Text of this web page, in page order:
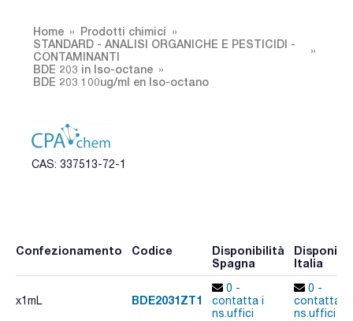
Home
Prodotti chimici
STANDARD - ANALISI ORGANICHE E PESTICIDI -
CONTAMINANTI
BDE 203 in Iso-octane
BDE 203 100ug/ml en Iso-octano
CAS: 337513-72-1
Confezionamento Codice
Disponibilità
Spagna
Italia
x1mL BDE2031ZT1
0 -
contatta i
ns.uffici
0 -
contatta i
ns.uffici